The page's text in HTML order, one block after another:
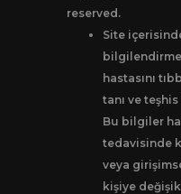
reserved.
Site
hastasını
tanı ve
Bu bilgiler
tedavisinde
veya
kişiye